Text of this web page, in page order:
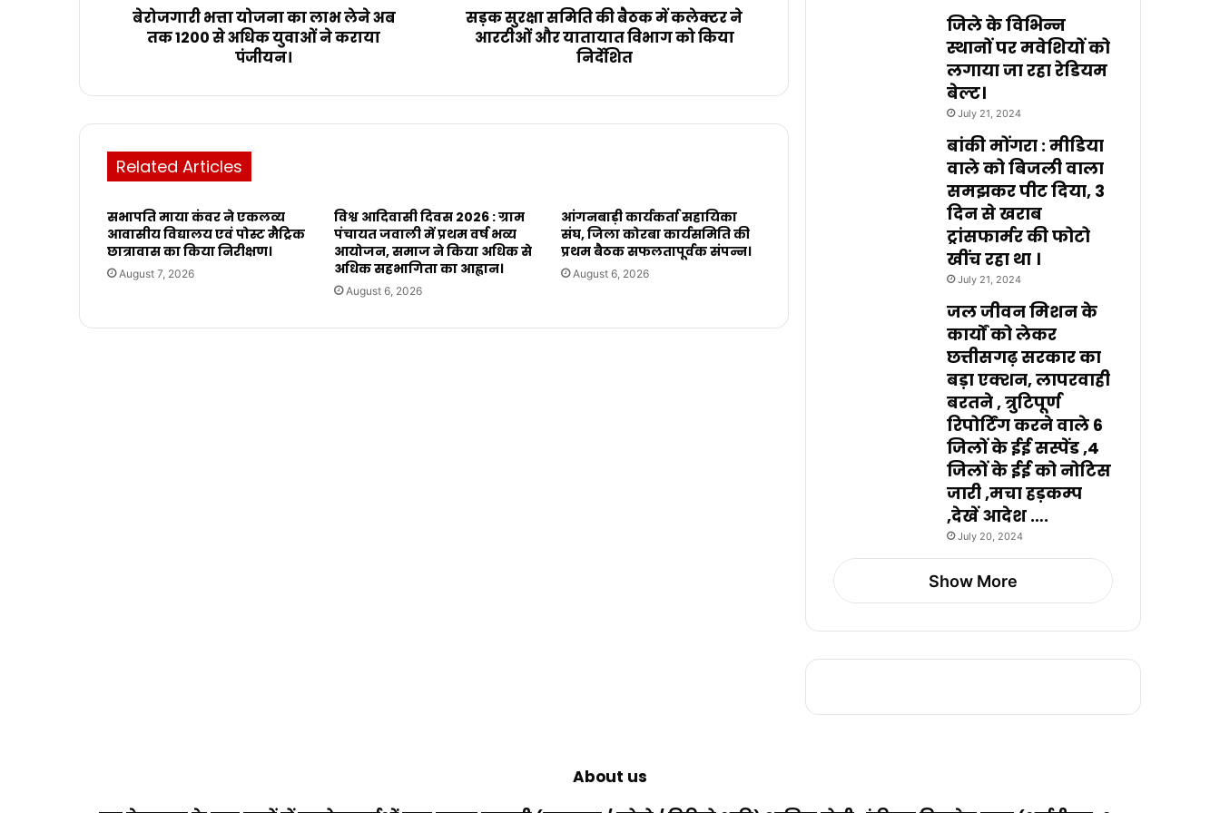
बेरोजगारी भत्ता योजना का लाभ लेने अब
तक 1200 से अधिक युवाओं ने कराया
पंजीयन।
सड़क सुरक्षा समिति की बैठक में कलेक्टर ने
आरटीओं और यातायात विभाग को किया
निर्देशित
Related Articles
सभापति माया कंवर ने एकलव्य
आवासीय विद्यालय एवं पोस्ट मैट्रिक
छात्रावास का किया निरीक्षण।
August 7, 2026
विश्व आदिवासी दिवस 2026 : ग्राम
पंचायत जवाली में प्रथम वर्ष भव्य
आयोजन, समाज ने किया अधिक से
अधिक सहभागिता का आह्वान।
August 6, 2026
आंगनबाड़ी कार्यकर्ता सहायिका
संघ, जिला कोरबा कार्यसमिति की
प्रथम बैठक सफलतापूर्वक संपन्न।
August 6, 2026
जिले के विभिन्न
स्थानों पर मवेशियों को
लगाया जा रहा रेडियम
बेल्ट।
July 21, 2024
बांकी मोंगरा : मीडिया
वाले को बिजली वाला
समझकर पीट दिया, 3
दिन से खराब
ट्रांसफार्मर की फोटो
खींच रहा था ।
July 21, 2024
जल जीवन मिशन के
कार्यों को लेकर
छत्तीसगढ़ सरकार का
बड़ा एक्शन, लापरवाही
बरतने , त्रुटिपूर्ण
रिपोर्टिंग करने वाले 6
जिलों के ईई सस्पेंड ,4
जिलों के ईई को नोटिस
जारी ,मचा हड़कम्प
,देखें आदेश ….
July 20, 2024
Show More
About us